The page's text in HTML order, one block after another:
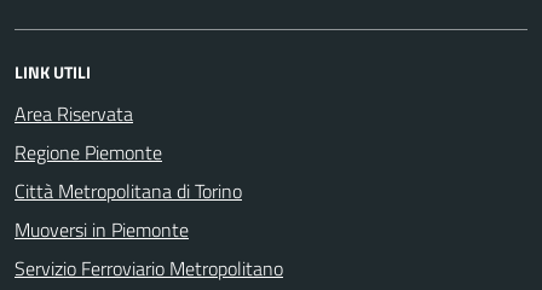
LINK UTILI
Area Riservata
Regione Piemonte
Città Metropolitana di Torino
Muoversi in Piemonte
Servizio Ferroviario Metropolitano